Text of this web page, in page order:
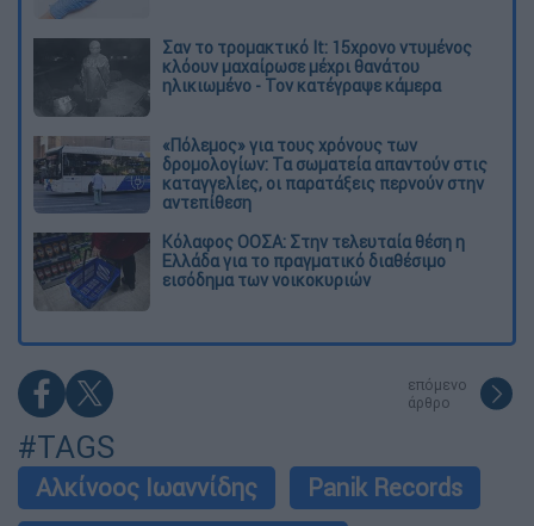
Σαν το τρομακτικό It: 15χρονο ντυμένος
κλόουν μαχαίρωσε μέχρι θανάτου
ηλικιωμένο - Τον κατέγραψε κάμερα
«Πόλεμος» για τους χρόνους των
δρομολογίων: Τα σωματεία απαντούν στις
καταγγελίες, οι παρατάξεις περνούν στην
αντεπίθεση
Κόλαφος ΟΟΣΑ: Στην τελευταία θέση η
Ελλάδα για το πραγματικό διαθέσιμο
εισόδημα των νοικοκυριών
επόμενο
άρθρο
#TAGS
Αλκίνοος Ιωαννίδης
Panik Records